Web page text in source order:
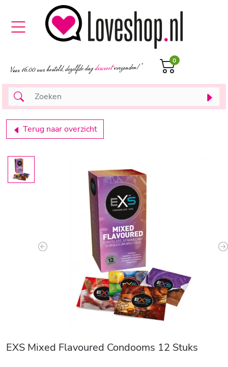
0
Terug naar overzicht
Previous
EXS Mixed Flavoured Condooms 12 Stuks